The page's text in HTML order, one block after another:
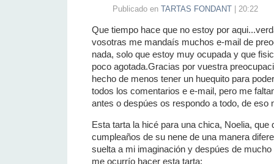
Publicado en TARTAS FONDANT| 20:22
Que tiempo hace que no estoy por
vosotras me mandaís muchos e-mail de
nada, solo que estoy muy ocupada y que
poco agotada.Gracias por vuestra
hecho de menos tener un huequito para
todos los comentarios e e-mail, pero me
antes o despúes os respondo a todo, de eso
Esta tarta la hicé para una chica, Noelia, que
cumpleaños de su nene de una manera
suelta a mi imaginación y despúes de
me ocurrío hacer esta tarta: